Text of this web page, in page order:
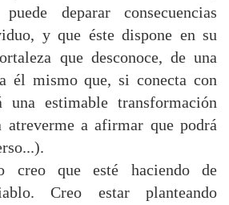
deparar consecuencias
y que éste dispone en su
que desconoce, de una
él mismo que, si conecta con
estimable transformación
atreverme a afirmar que podrá
creo que esté haciendo de
Creo estar planteando